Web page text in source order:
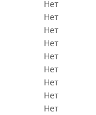
Нет
Нет
Нет
Нет
Нет
Нет
Нет
Нет
Нет